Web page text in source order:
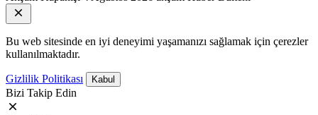
Bu web sitesinde en iyi deneyimi yaşamanızı sağlamak için çerezler
kullanılmaktadır.
Gizlilik Politikası Kabul
Bizi Takip Edin